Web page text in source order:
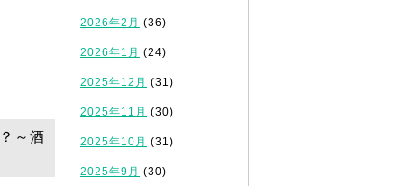
～酒
2026年2月 (36)
2026年1月 (24)
2025年12月 (31)
2025年11月 (30)
2025年10月 (31)
2025年9月 (30)